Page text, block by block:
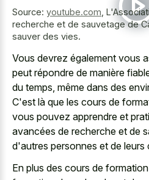
Source: youtube.com,
recherche et de sauvetage de
sauver des vies.
Vous devrez également vous
peut répondre de manière
du temps, même dans des
C'est là que les cours de
vous pouvez apprendre et
avancées de recherche et de
d'autres personnes et de leurs
En plus des cours de